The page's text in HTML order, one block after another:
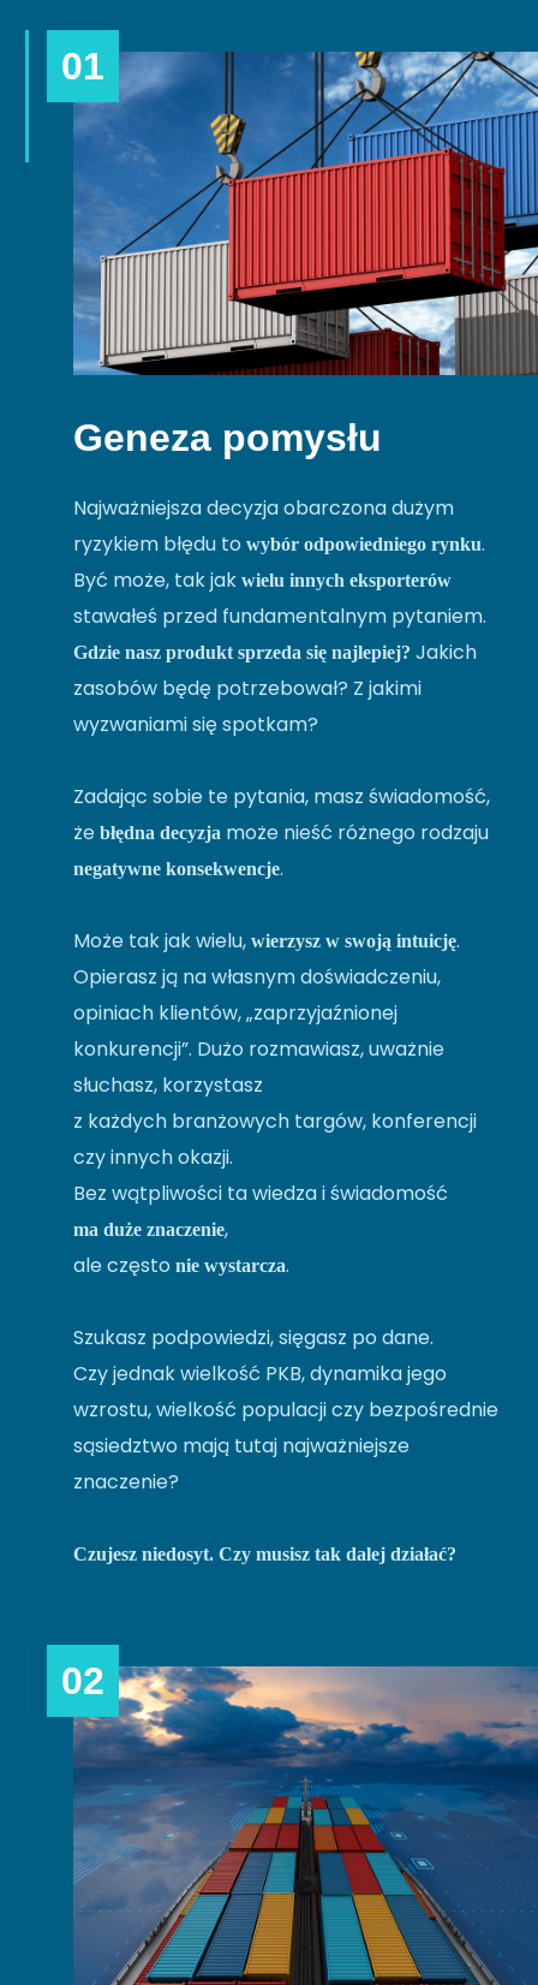
01
Geneza pomysłu
Najważniejsza decyzja obarczona dużym
ryzykiem błędu to wybór odpowiedniego rynku.
Być może, tak jak wielu innych eksporterów
stawałeś przed fundamentalnym pytaniem.
Gdzie nasz produkt sprzeda się najlepiej? Jakich
zasobów będę potrzebował? Z jakimi
wyzwaniami się spotkam?
Zadając sobie te pytania, masz świadomość,
że błędna decyzja może nieść różnego rodzaju
negatywne konsekwencje.
Może tak jak wielu, wierzysz w swoją intuicję.
Opierasz ją na własnym doświadczeniu,
opiniach klientów, „zaprzyjaźnionej
konkurencji”. Dużo rozmawiasz, uważnie
słuchasz, korzystasz
z każdych branżowych targów, konferencji
czy innych okazji.
Bez wątpliwości ta wiedza i świadomość
ma duże znaczenie,
ale często nie wystarcza.
Szukasz podpowiedzi, sięgasz po dane.
Czy jednak wielkość PKB, dynamika jego
wzrostu, wielkość populacji czy bezpośrednie
sąsiedztwo mają tutaj najważniejsze
znaczenie?
Czujesz niedosyt. Czy musisz tak dalej działać?
02